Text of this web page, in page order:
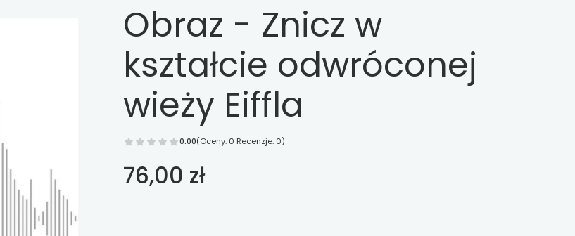
Obraz - Znicz w
kształcie odwróconej
wieży Eiffla
0.00(Oceny: 0 Recenzje: 0)
Cena
76,00 zł